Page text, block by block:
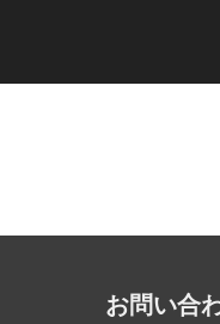
お問い合